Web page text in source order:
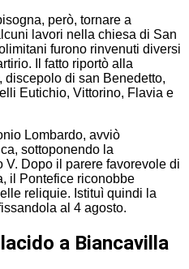
però, tornare a
lavori nella chiesa di San
furono rinvenuti diversi
Il fatto riportò alla
discepolo di san Benedetto,
Eutichio, Vittorino, Flavia e
Lombardo, avviò
sottoponendo la
Dopo il parere favorevole di
il Pontefice riconobbe
reliquie. Istituì quindi la
al 4 agosto.
a Biancavilla